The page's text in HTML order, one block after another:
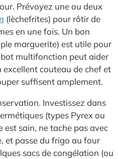
Prévoyez une ou deux
(lèchefrites) pour rôtir de
en une fois. Un bon
marguerite) est utile pour
multifonction peut aider
excellent couteau de chef et
suffisent amplement.
Investissez dans
(types Pyrex ou
est sain, ne tache pas avec
et passe du frigo au four
sacs de congélation (ou